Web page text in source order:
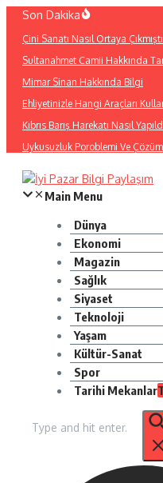
İçeriğe
Son Dakika
Çini Sanatı Nasıl Ortaya
Sultanahmet Camii Hakkında
Mimar Sinan Hakkında Bilgi
Ehliyetinizle Hangi Araçları
Kıbrıs Barış Harekatı Nasıl
Uykusuzluk Poroblemi Ve
Main Menu
Dünya
Ekonomi
Magazin
Sağlık
Siyaset
Teknoloji
Yaşam
Kültür-Sanat
Spor
Tarihi Mekanlar